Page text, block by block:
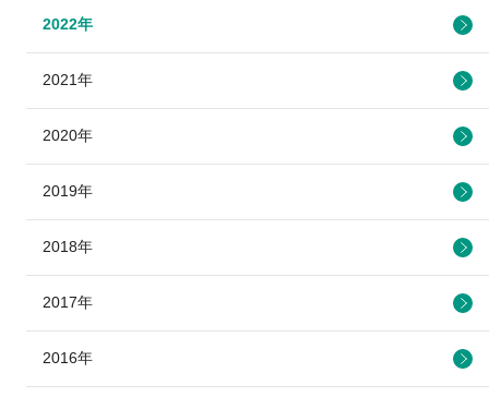
2022年
2021年
2020年
2019年
2018年
2017年
2016年